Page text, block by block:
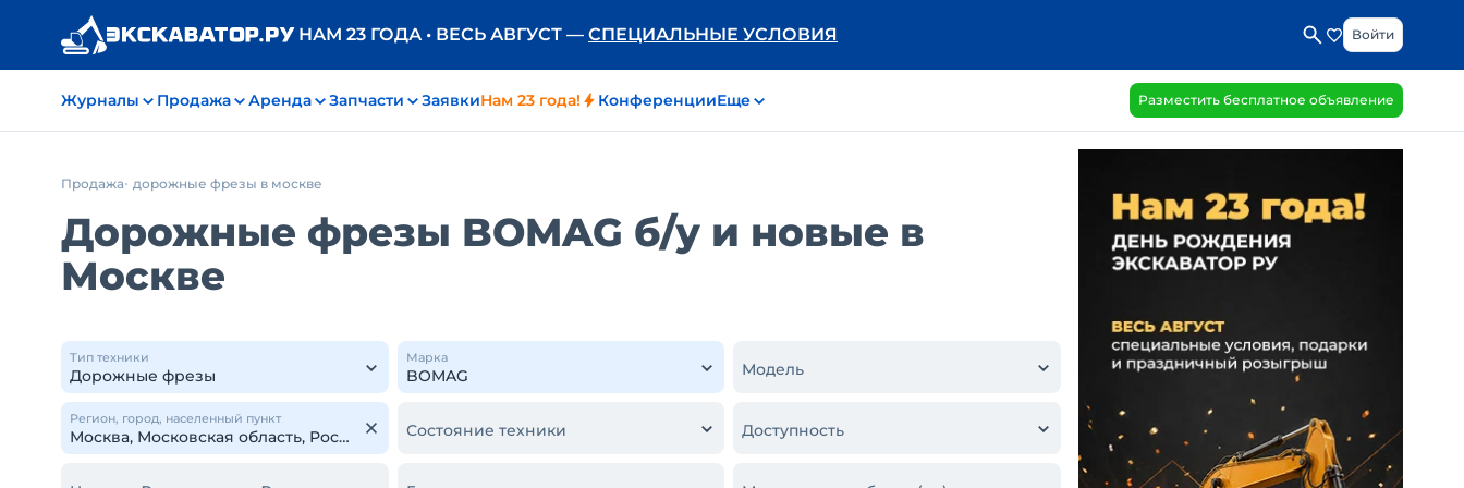
НАМ 23 ГОДА • ВЕСЬ АВГУСТ — СПЕЦИАЛЬНЫЕ УСЛОВИЯ Войти
Журналы Продажа Аренда Запчасти ЗаявкиНам 23 года! КонференцииЕще Разместить бесплатное объявление
Продажа дорожные фрезы в москве
Дорожные фрезы BOMAG б/у и новые в
Москве
Тип техники Марка
Модель
Регион, город, населенный пункт
Состояние техники Доступность